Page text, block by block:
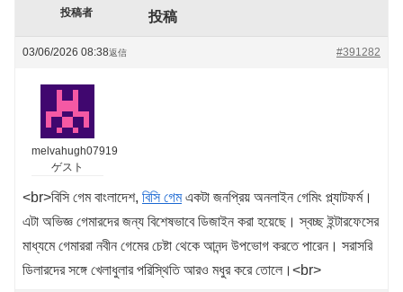
投稿者 投稿
03/06/2026 08:38 #391282
返信
melvahugh07919
ゲスト
<br>বিসি গেম বাংলাদেশ, বিসি গেমএকটা জনপ্রিয় অনলাইন গেমিং প্ল্যাটফর্ম।
এটা অভিজ্ঞ গেমারদের জন্য বিশেষভাবে ডিজাইন করা হয়েছে। স্বচ্ছ ইন্টারফেসের
মাধ্যমে গেমাররা নবীন গেমের চেষ্টা থেকে আনন্দ উপভোগ করতে পারেন। সরাসরি
ডিলারদের সঙ্গে খেলাধুলার পরিস্থিতি আরও মধুর করে তোলে।<br>